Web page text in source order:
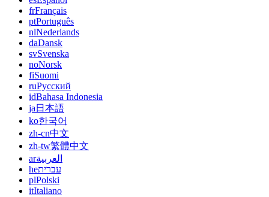
frFrançais
ptPortuguês
nlNederlands
daDansk
svSvenska
noNorsk
fiSuomi
ruРусский
idBahasa Indonesia
ja 日本語
ko한국어
zh-cn中文
zh-tw繁體中文
arالعربية
heעברית
plPolski
itItaliano